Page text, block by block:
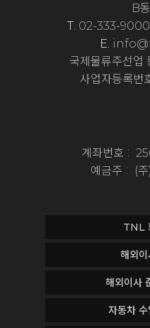
B
T. 02-333-9000
E.
국제물류주선업
사업자등록번
계좌번호
예금주
(
TNL
해외
해외이사
자동차